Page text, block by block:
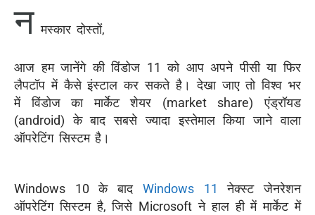
न मस्कार दोस्तों,
आज हम जानेंगे की विंडोज 11 को आप अपने पीसी या फिर
लैपटॉप में कैसे इंस्टाल कर सकते है। देखा जाए तो विश्व भर
में विंडोज का मार्केट शेयर (market share) एंड्रॉयड
(android) के बाद सबसे ज्यादा इस्तेमाल किया जाने वाला
ऑपरेटिंग सिस्टम है।
Windows 10 के बाद Windows 11
नेक्स्ट जेनरेशन
ऑपरेटिंग सिस्टम है, जिसे Microsoft ने हाल ही में मार्केट में